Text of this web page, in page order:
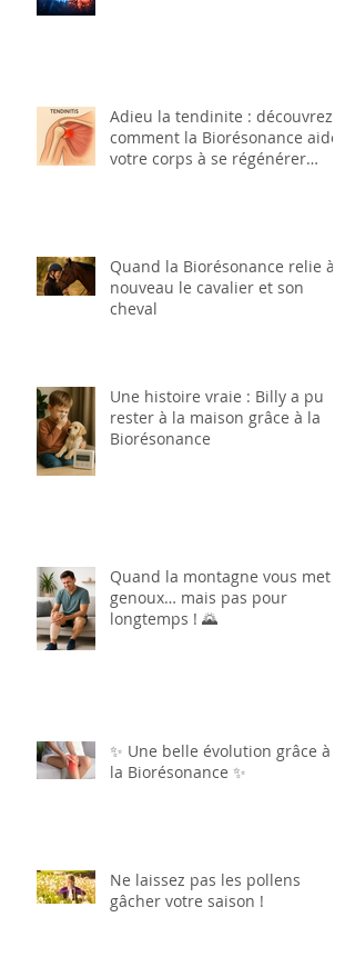
Adieu la tendinite : découvrez
comment la Biorésonance aide
votre corps à se régénérer
Quand la Biorésonance relie à
nouveau le cavalier et son
cheval
Une histoire vraie : Billy a pu
rester à la maison grâce à la
Biorésonance
Quand la montagne vous met à
genoux… mais pas pour
longtemps ! 🌄
✨ Une belle évolution grâce à
la Biorésonance ✨
Ne laissez pas les pollens
gâcher votre saison !